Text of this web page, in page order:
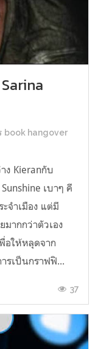
book hangover
ง Kieranกับ
เบาๆ คี
จำเมือง แต่มี
ากกว่าตัวเอง
อให้หลุดจาก
รเป็นกราฟฟิ...
37